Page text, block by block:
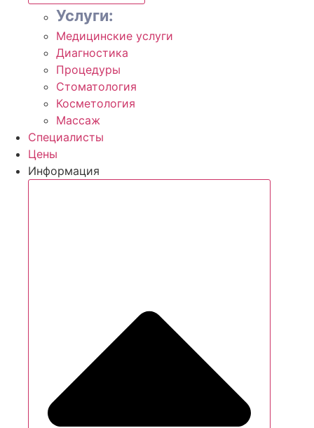
Услуги:
Медицинские услуги
Диагностика
Процедуры
Стоматология
Косметология
Массаж
Специалисты
Цены
Информация